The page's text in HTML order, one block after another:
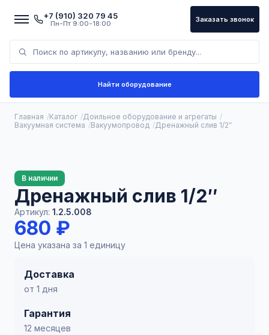
+7 (910) 320 79 45
Пн-Пт 9:00-18:00 Заказать звонок
Найти оборудование
Главная Каталог
Доильное оборудование и агрегаты
Вакуумная система
Вакуумопровод Дренажный слив 1/2″
В наличии
Дренажный слив 1/2″
Артикул: 1.2.5.008
680 ₽
Цена указана за 1 единицу
Доставка
от 1 дня
Гарантия
12 месяцев